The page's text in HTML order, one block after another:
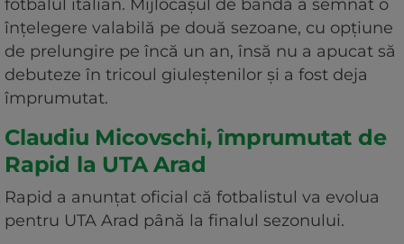
fotbalul italian. Mijlocașul de bandă a semnat o
înțelegere valabilă pe două sezoane, cu opțiune
de prelungire pe încă un an, însă nu a apucat să
debuteze în tricoul giuleștenilor și a fost deja
împrumutat.
Claudiu Micovschi, împrumutat de
Rapid la UTA Arad
Rapid a anunțat oficial că fotbalistul va evolua
pentru UTA Arad până la finalul sezonului.